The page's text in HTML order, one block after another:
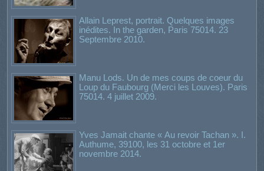
Allain Leprest, portrait. Quelques images
inédites. In the garden, Paris 75014. 23
Septembre 2010.
Manu Lods. Un de mes coups de coeur du
Loup du Faubourg (Merci les Louves). Paris
75014. 4 juillet 2009.
Yves Jamait chante « Au revoir Tachan ». I.
Authume, 39100, les 31 octobre et 1er
novembre 2014.